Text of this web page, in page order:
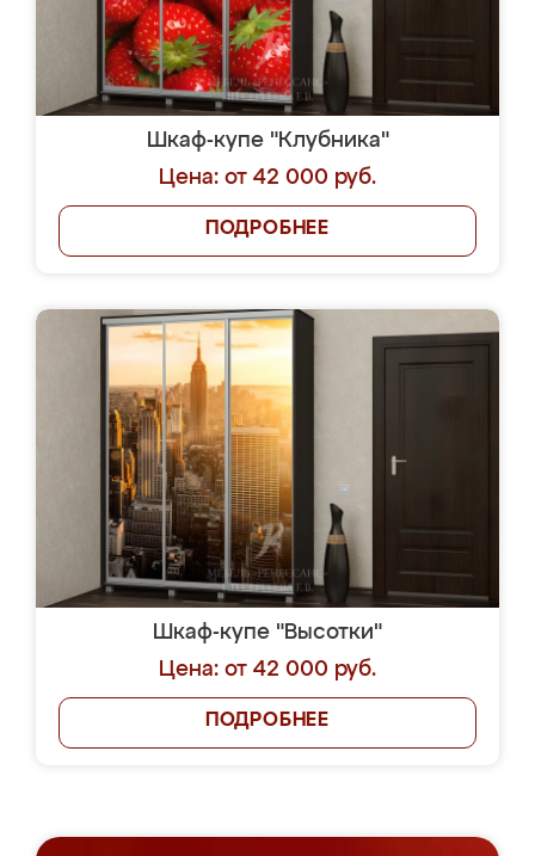
Шкаф-купе "Клубника"
Цена: от 42 000 руб.
ПОДРОБНЕЕ
Шкаф-купе "Высотки"
Цена: от 42 000 руб.
ПОДРОБНЕЕ